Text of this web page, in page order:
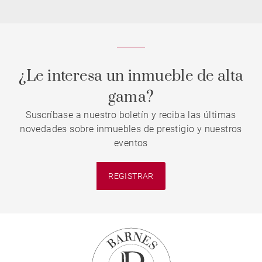
¿Le interesa un inmueble de alta
gama?
Suscríbase a nuestro boletín y reciba las últimas
novedades sobre inmuebles de prestigio y nuestros
eventos
REGISTRAR